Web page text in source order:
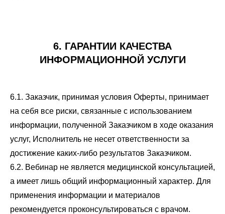
6. ГАРАНТИИ КАЧЕСТВА
ИНФОРМАЦИОННОЙ УСЛУГИ
6.1. Заказчик, принимая условия Оферты, принимает
на себя все риски, связанные с использованием
информации, полученной Заказчиком в ходе оказания
услуг, Исполнитель не несет ответственности за
достижение каких-либо результатов Заказчиком.
6.2. Вебинар не является медицинской консультацией,
а имеет лишь общий информационный характер. Для
применения информации и материалов
рекомендуется проконсультироваться с врачом.